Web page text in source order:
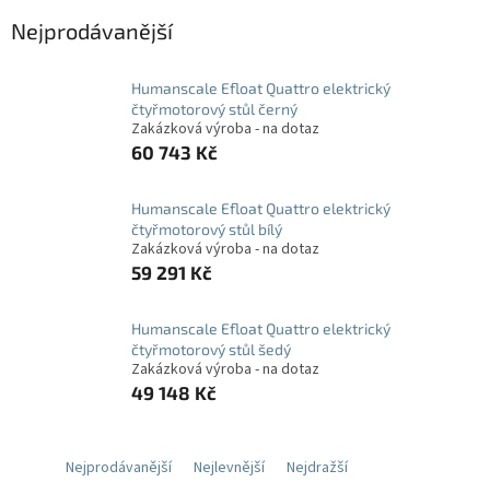
Nejprodávanější
Humanscale Efloat Quattro elektrický
čtyřmotorový stůl černý
Zakázková výroba - na dotaz
60 743 Kč
Humanscale Efloat Quattro elektrický
čtyřmotorový stůl bílý
Zakázková výroba - na dotaz
59 291 Kč
Humanscale Efloat Quattro elektrický
čtyřmotorový stůl šedý
Zakázková výroba - na dotaz
49 148 Kč
Nejprodávanější Nejlevnější Nejdražší